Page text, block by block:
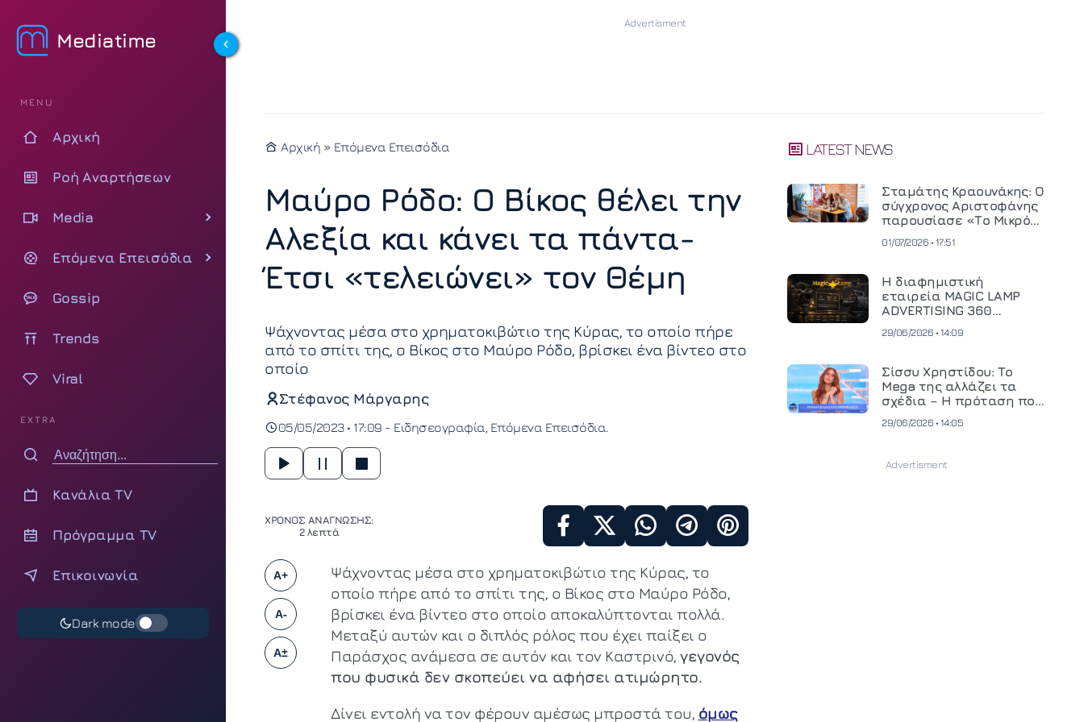
Mediatime
MENU
Αρχική
Ροή Αναρτήσεων
Media
Επόμενα Επεισόδια
Gossip
Trends
Viral
EXTRA
Κανάλια TV
Πρόγραμμα TV
Επικοινωνία
Dark mode
Αρχική » Επόμενα Επεισόδια
Μαύρο Ρόδο: Ο Βίκος θέλει την
Αλεξία και κάνει τα πάντα-
Έτσι «τελειώνει» τον Θέμη
Ψάχνοντας μέσα στο χρηματοκιβώτιο της Κύρας, το οποίο πήρε
από το σπίτι της, ο Βίκος στο Μαύρο Ρόδο, βρίσκει ένα βίντεο στο
οποίο
Στέφανος Μάργαρης
05/05/2023 • 17:09 - Ειδησεογραφία Επόμενα Επεισόδια
ΧΡΟΝΟΣ ΑΝΑΓΝΩΣΗΣ:
2 λεπτά
A+
A-
A±
Ψάχνοντας μέσα στο χρηματοκιβώτιο της Κύρας, το
οποίο πήρε από το σπίτι της, ο Βίκος στο Μαύρο Ρόδο,
βρίσκει ένα βίντεο στο οποίο αποκαλύπτονται πολλά.
Μεταξύ αυτών και ο διπλός ρόλος που έχει παίξει ο
Παράσχος ανάμεσα σε αυτόν και τον Καστρινό, γεγονός
που φυσικά δεν σκοπεύει να αφήσει ατιμώρητο.
Δίνει εντολή να τον φέρουν αμέσως μπροστά του, όμως
LATEST NEWS
Σταμάτης Κραουνάκης: Ο
σύγχρονος Αριστοφάνης
παρουσίασε «Το Μικρό
01/07/2026 • 17:51
Η διαφημιστική
εταιρεία MAGIC LAMP
ADVERTISING 360
κινηματογραφική
και ανεβάζει τον πήχη
στην παραγωγή
οπτικοακουστικού
περιεχομένου
29/06/2026 • 14:09
Σίσσυ Χρηστίδου: Το
Mega της αλλάζει τα
σχέδια – Η πρόταση που
29/06/2026 • 14:05